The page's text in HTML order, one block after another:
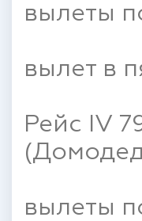
вылеты
вылет в
Рейс IV
вылеты